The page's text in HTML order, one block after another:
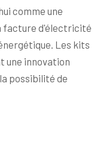
comme une
facture d'électricité
Les kits
une innovation
possibilité de